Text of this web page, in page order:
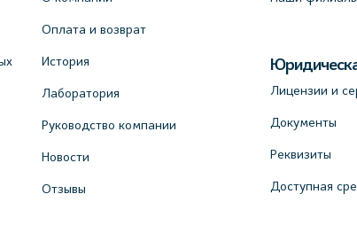
Оплата и возврат
История
Лаборатория
Руководство компании
Новости
Отзывы
Лицензии и
Документы
Реквизиты
Доступная